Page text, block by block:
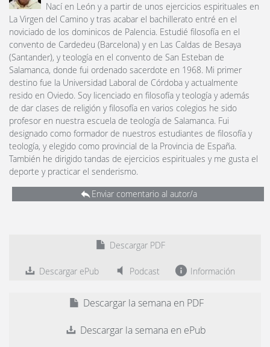
Nací en León y a partir de unos ejercicios espirituales en
La Virgen del Camino y tras acabar el bachillerato entré en el
noviciado de los dominicos de Palencia. Estudié filosofía en el
convento de Cardedeu (Barcelona) y en Las Caldas de Besaya
(Santander), y teología en el convento de San Esteban de
Salamanca, donde fui ordenado sacerdote en 1968. Mi primer
destino fue la Universidad Laboral de Córdoba y actualmente
resido en Oviedo. Soy licenciado en filosofía y teología y además
de dar clases de religión y filosofía en varios colegios he sido
profesor en nuestra escuela de teología de Salamanca. Fui
designado como formador de nuestros estudiantes de filosofía y
teología, y elegido como provincial de la Provincia de España.
También he dirigido tandas de ejercicios espirituales y me gusta el
deporte y practicar el senderismo.
Enviar comentario al autor/a
Descargar PDF
Descargar ePub Podcast Información
Descargar la semana en PDF
Descargar la semana en ePub